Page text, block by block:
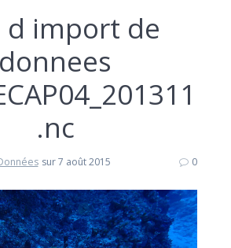
d import de
donnees
.nc
sur 7 août 2015 0